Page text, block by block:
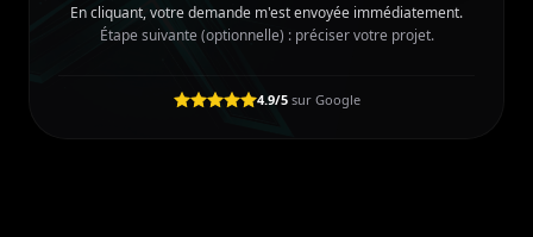
En cliquant, votre demande m'est envoyée immédiatement.
Étape suivante (optionnelle) : préciser votre projet.
4.9/5sur Google